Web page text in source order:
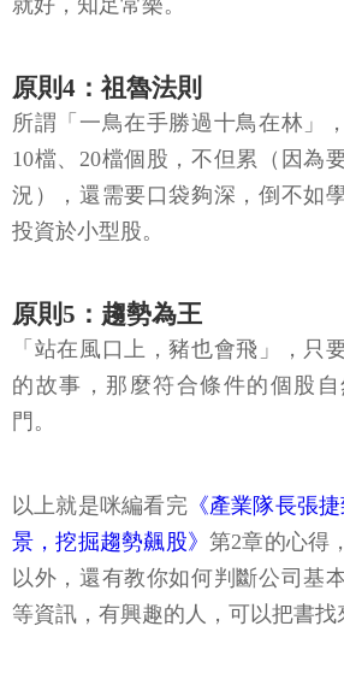
就好，知足常樂。
原則4：祖魯法則
所謂「一鳥在手勝過十鳥在林」
10檔、20檔個股，不但累（因為
況），還需要口袋夠深，倒不如
投資於小型股。
原則5：趨勢為王
「站在風口上，豬也會飛」，只
的故事，那麼符合條件的個股
門。
以上就是咪編看完《產業隊長張
景，挖掘趨勢飆股》 第2章的心得
以外，還有教你如何判斷公司基
等資訊，有興趣的人，可以把書找